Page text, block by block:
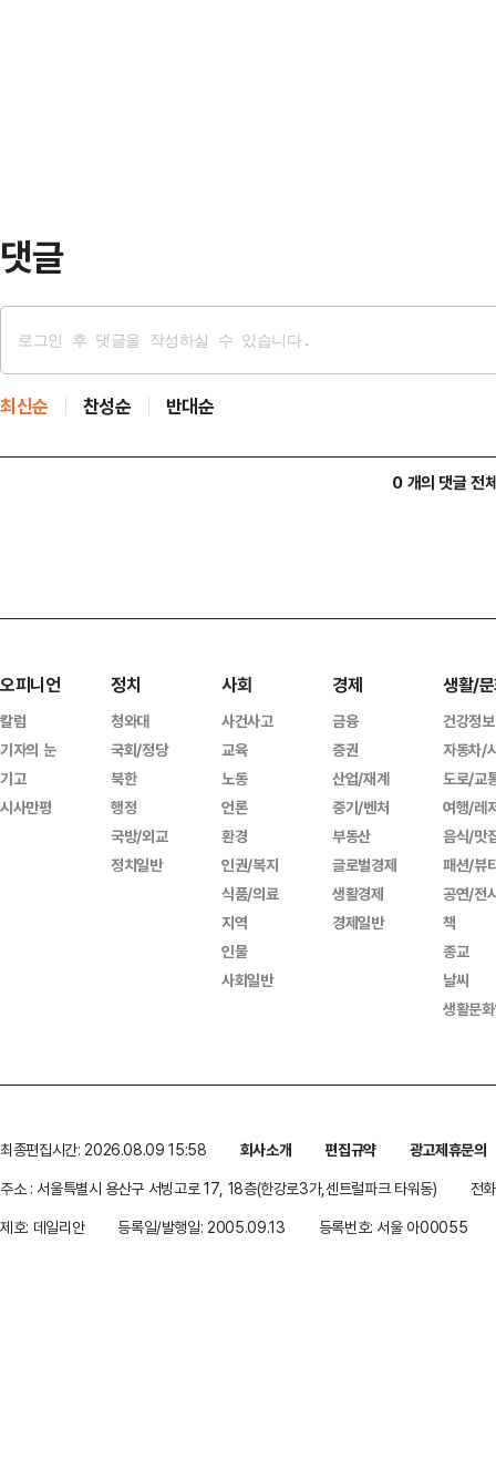
댓글
최신순 찬성순 반대순
0 개의 댓글 전
오피니언
칼럼
기자의 눈
기고
시사만평
정치
청와대
국회/정당
북한
행정
국방/외교
정치일반
사회
사건사고
교육
노동
언론
환경
인권/복지
식품/의료
지역
인물
사회일반
경제
금융
증권
산업/재계
중기/벤처
부동산
글로벌경제
생활경제
경제일반
생활/
건강정보
자동차/
도로/교
여행/레
음식/맛
패션/뷰
공연/전
책
종교
날씨
생활문
최종편집시간: 2026.08.09 15:58 회사소개 편집규약
광고제휴문의
주소 : 서울특별시 용산구 서빙고로 17, 18층(한강로3가,센트럴파크 타워동)
전
제호: 데일리안
등록일/발행일: 2005.09.13 등록번호: 서울 아00055